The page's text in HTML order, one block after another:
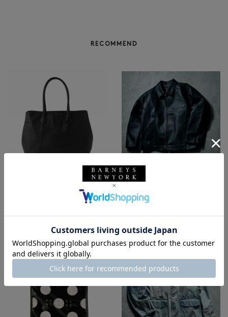
RECOMMEND
レザートートバッグ（M）
NEW
BARNEYS NEW YORK
BARNEYS NEW YORK by ANC
¥165,000